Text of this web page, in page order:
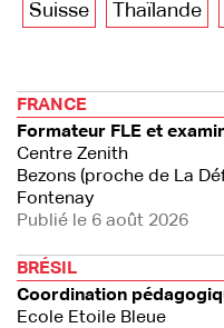
Suisse
Thaïlande
FRANCE
Formateur FLE et
Centre Zenith
Bezons (proche de La
Fontenay
Publié le 6 août 2026
BRÉSIL
Coordination
Ecole Etoile Bleue